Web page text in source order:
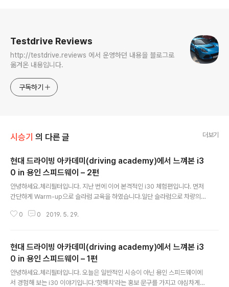
Testdrive Reviews
http://testdrive.reviews 에서 운영하던 내용을 블로그로
옮겨온 내용입니다.
구독하기
시승기 의 다른 글 더보기
현대 드라이빙 아카데미(driving academy)에서 느껴본 i3
0 in 용인 스피드웨이 – 2편
안녕하세요.체리필터입니다. 지난 번에 이어 본격적인 i30 체험편입니다. 먼저
간단하게 Warm-up으로 슬라럼 교육을 하였습니다.일단 슬라럼으로 차량의
한 가깝게 붙여 주행하는 것입니다. 슬라럼 테스트를 위해 i30에 올라 타 봅니
사진을 일단 감상하시고… ㅎㅎ 튀어나온 네비게이션 싫어하시는 분들 많은 것
같은데… 저는 개인적으로 매우 좋아 보입니다. 물론 IG 그랜져에는 좀 안어울
리는 모습이지만… ㅎ 공조기 부분을 빨갛게 감싼 부분도 맘에 들고, Door Unl
ock..
0 0 2019. 5. 29.
현대 드라이빙 아카데미(driving academy)에서 느껴본 i3
0 in 용인 스피드웨이 – 1편
안녕하세요.체리필터입니다. 오늘은 일반적인 시승이 아닌 용인 스피드웨이에
서 경험해 보는 i30 이야기입니다.‘핫해치’라는 홍보 문구를 가지고 야심차게